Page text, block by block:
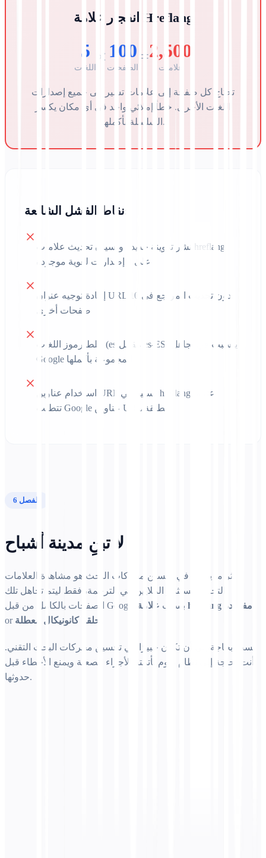
انفجار علامة Hreflang
5
اللغات × 100
الصفحات =2,500
علامات
تحتاج كل صفحة إلى علامات تشير إلى جميع إصدارات
اللغات الأخرى. خطأ إملائي واحد في أي مكان يكسر
السلسلة بأكملها.
نقاط الفشل الشائعة:
نشر تدوينة جديدة ونسيان تحديث علامات hreflang
على 4 إصدارات لغوية موجودة
إعادة توجيه عنوان URL دون تحديث المراجع في 10
صفحات أخرى
خلط رموز اللغات (es مقابل es-ES) يتسبب في تجاهل
Google للمجموعة بأكملها
استخدام عناوين URL نسبية في hreflang عندما
تتطلب Google عناوين URL مطلقة
الفصل 6
لا تبنِ مدينة أشباح
أكثر ما يحزن في تحسين محركات البحث هو مشاهدة العلامات
التجارية تستثمر الملايين في الترجمة، فقط ليتم تجاهل تلك
الصفحات بالكامل من قبل Google بسبب
علامة hreflang مفقودة
or حلقة كانونيكال معطلة
لست بحاجة إلى أن تكون خبيرًا في تحسين محركات البحث التقني.
أنت بحاجة إلى نظام يقوم بأتمتة الأجزاء الصعبة ويمنع الأخطاء قبل
حدوثها.